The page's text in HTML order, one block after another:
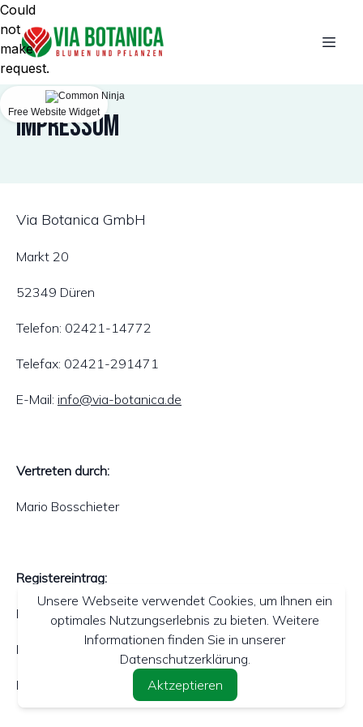
IMPRESSUM
Via Botanica GmbH
Markt 20
52349 Düren
Telefon: 02421-14772
Telefax: 02421-291471
E-Mail: info@via-botanica.de
Vertreten durch:
Mario Bosschieter
Registereintrag:
Eingetragen im Handelsregister.
Registergericht: Düren
Registernummer: HRB9493
Unsere Webseite verwendet Cookies, um Ihnen ein
optimales Nutzungserlebnis zu bieten. Weitere
Informationen finden Sie in unserer
Datenschutzerklärung.
Aktzeptieren
Could
not
make
request.
Free Website Widget